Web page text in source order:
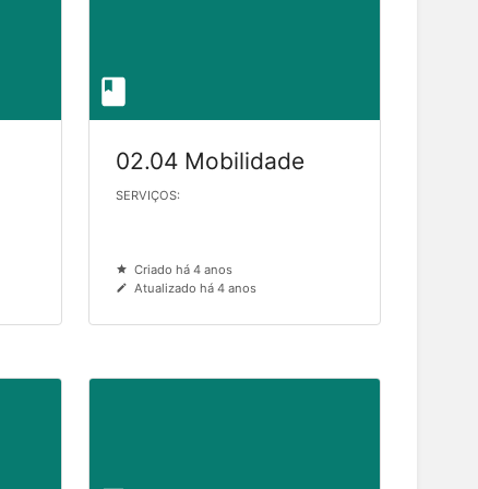
02.04 Mobilidade
SERVIÇOS:
Criado há 4 anos
Atualizado há 4 anos